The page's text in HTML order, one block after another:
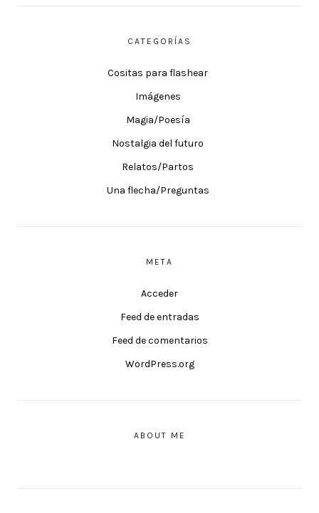
CATEGORÍAS
Cositas para flashear
Imágenes
Magia/Poesía
Nostalgia del futuro
Relatos/Partos
Una flecha/Preguntas
META
Acceder
Feed de entradas
Feed de comentarios
WordPress.org
ABOUT ME